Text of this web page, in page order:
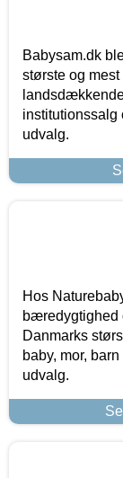
Babysam.dk
største og
institutionssalg
udvalg.
Hos
bæredygtighed
Danmarks
baby, mor,
udvalg.